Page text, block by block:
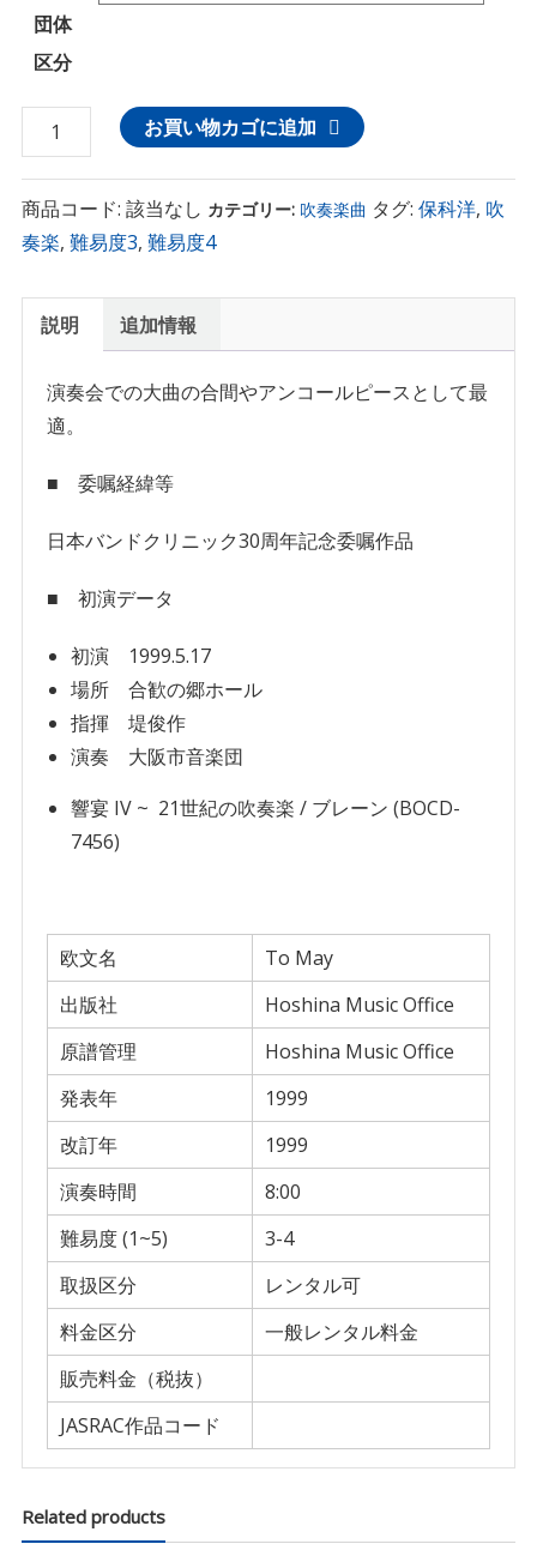
団体
区分
科
洋
:
五
お買い物カゴに追加
商品コード: 該当なし カテゴリー: 吹奏楽曲 タグ: 保科洋, 吹
奏楽, 難易度3, 難易度4
説明 追加情報
演奏会での大曲の合間やアンコールピースとして最
適。
■ 委嘱経緯等
日本バンドクリニック30周年記念委嘱作品
■ 初演データ
初演 1999.5.17
場所 合歓の郷ホール
指揮 堤俊作
演奏 大阪市音楽団
響宴 IV ~ 21世紀の吹奏楽 / ブレーン (BOCD-
7456)
欧文名
To May
出版社
Hoshina Music Office
原譜管理
Hoshina Music Office
発表年
1999
改訂年
1999
演奏時間
8:00
難易度 (1~5)
3-4
取扱区分
レンタル可
料金区分
一般レンタル料金
販売料金（税抜）
JASRAC作品コード
Related products